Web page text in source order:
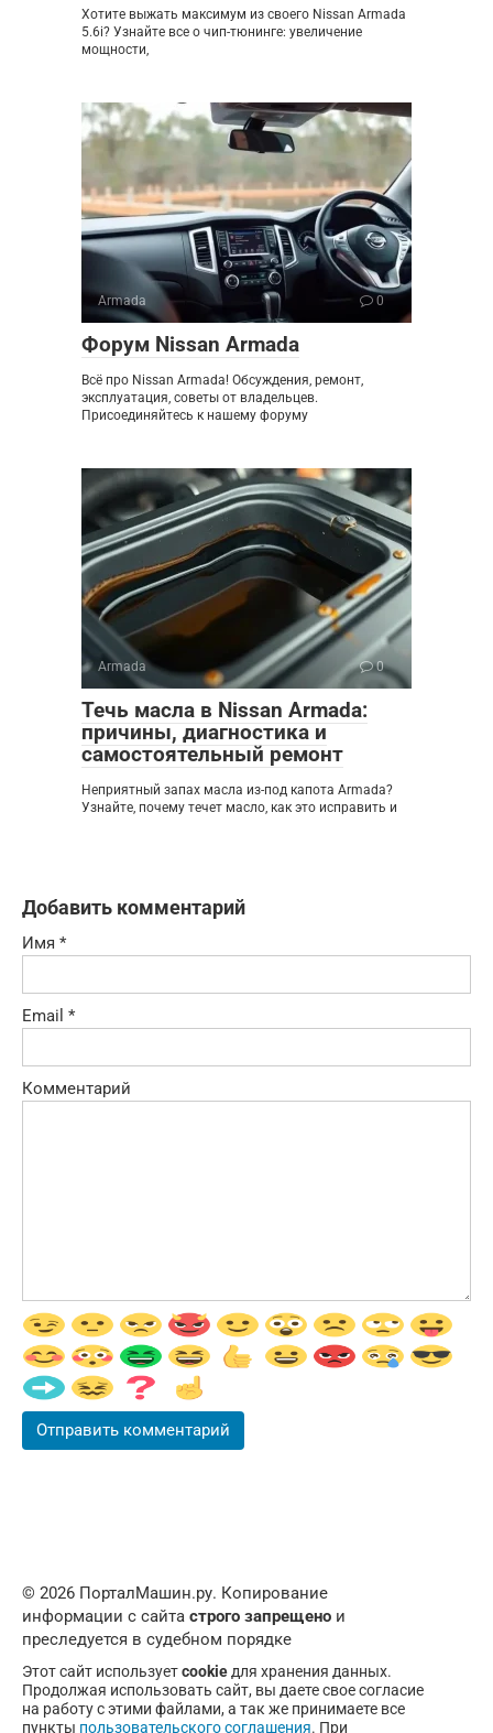
Хотите выжать максимум из своего Nissan Armada
5.6i? Узнайте все о чип-тюнинге: увеличение
мощности,
Armada 0
Форум Nissan Armada
Всё про Nissan Armada! Обсуждения, ремонт,
эксплуатация, советы от владельцев.
Присоединяйтесь к нашему форуму
Armada 0
Течь масла в Nissan Armada:
причины, диагностика и
самостоятельный ремонт
Неприятный запах масла из-под капота Armada?
Узнайте, почему течет масло, как это исправить и
Добавить комментарий
Имя *
Email *
Комментарий
© 2026 ПорталМашин.ру. Копирование
информации с сайта строго запрещено и
преследуется в судебном порядке
Этот сайт используетcookie для хранения данных.
Продолжая использовать сайт, вы даете свое согласие
на работу с этими файлами, а так же принимаете все
пункты пользовательского соглашения. При